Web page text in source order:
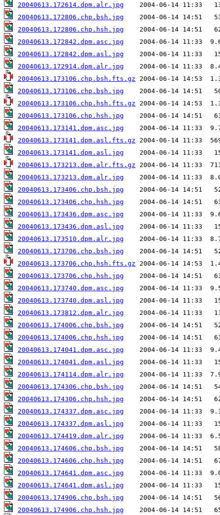
20040613.172614.dpm.alr.jpg
20040613.172806.chp.bsh.jpg
20040613.172806.chp.hsh.jpg
20040613.172842.dpm.asc.jpg
20040613.172842.dpm.asl.jpg
20040613.172914.dpm.alr.jpg
20040613.173106.chp.bsh.fts.gz
20040613.173106.chp.bsh.jpg
20040613.173106.chp.hsh.fts.gz
20040613.173106.chp.hsh.jpg
20040613.173141.dpm.asc.jpg
20040613.173141.dpm.asl.fts.gz
20040613.173141.dpm.asl.jpg
20040613.173213.dpm.alr.fts.gz
20040613.173213.dpm.alr.jpg
20040613.173406.chp.bsh.jpg
20040613.173406.chp.hsh.jpg
20040613.173436.dpm.asc.jpg
20040613.173436.dpm.asl.jpg
20040613.173510.dpm.alr.jpg
20040613.173706.chp.bsh.jpg
20040613.173706.chp.hsh.fts.gz
20040613.173706.chp.hsh.jpg
20040613.173740.dpm.asc.jpg
20040613.173740.dpm.asl.jpg
20040613.173812.dpm.alr.jpg
20040613.174006.chp.bsh.jpg
20040613.174006.chp.hsh.jpg
20040613.174041.dpm.asc.jpg
20040613.174041.dpm.asl.jpg
20040613.174114.dpm.alr.jpg
20040613.174306.chp.bsh.jpg
20040613.174306.chp.hsh.jpg
20040613.174337.dpm.asc.jpg
20040613.174337.dpm.asl.jpg
20040613.174419.dpm.alr.jpg
20040613.174606.chp.bsh.jpg
20040613.174606.chp.hsh.jpg
20040613.174641.dpm.asc.jpg
20040613.174641.dpm.asl.jpg
20040613.174906.chp.bsh.jpg
20040613.174906.chp.hsh.jpg